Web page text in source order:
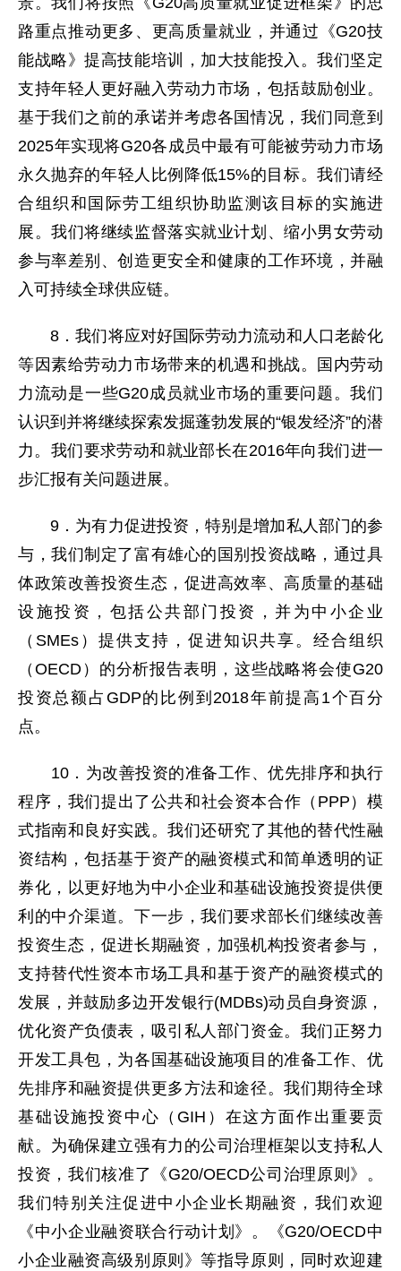
路重点推动更多、更高质量就业，并通过《G20技
能战略》提高技能培训，加大技能投入。我们坚定
支持年轻人更好融入劳动力市场，包括鼓励创业。
基于我们之前的承诺并考虑各国情况，我们同意到
2025年实现将G20各成员中最有可能被劳动力市场
永久抛弃的年轻人比例降低15%的目标。我们请经
合组织和国际劳工组织协助监测该目标的实施进
展。我们将继续监督落实就业计划、缩小男女劳动
参与率差别、创造更安全和健康的工作环境，并融
入可持续全球供应链。
8．我们将应对好国际劳动力流动和人口老龄化
等因素给劳动力市场带来的机遇和挑战。国内劳动
力流动是一些G20成员就业市场的重要问题。我们
认识到并将继续探索发掘蓬勃发展的“银发经济”的潜
力。我们要求劳动和就业部长在2016年向我们进一
步汇报有关问题进展。
9．为有力促进投资，特别是增加私人部门的参
与，我们制定了富有雄心的国别投资战略，通过具
体政策改善投资生态，促进高效率、高质量的基础
设施投资，包括公共部门投资，并为中小企业
（SMEs）提供支持，促进知识共享。经合组织
（OECD）的分析报告表明，这些战略将会使G20
投资总额占GDP的比例到2018年前提高1个百分
点。
10．为改善投资的准备工作、优先排序和执行
程序，我们提出了公共和社会资本合作（PPP）模
式指南和良好实践。我们还研究了其他的替代性融
资结构，包括基于资产的融资模式和简单透明的证
券化，以更好地为中小企业和基础设施投资提供便
利的中介渠道。下一步，我们要求部长们继续改善
投资生态，促进长期融资，加强机构投资者参与，
支持替代性资本市场工具和基于资产的融资模式的
发展，并鼓励多边开发银行(MDBs)动员自身资源，
优化资产负债表，吸引私人部门资金。我们正努力
开发工具包，为各国基础设施项目的准备工作、优
先排序和融资提供更多方法和途径。我们期待全球
基础设施投资中心（GIH）在这方面作出重要贡
献。为确保建立强有力的公司治理框架以支持私人
投资，我们核准了《G20/OECD公司治理原则》。
我们特别关注促进中小企业长期融资，我们欢迎
《中小企业融资联合行动计划》。《G20/OECD中
小企业融资高级别原则》等指导原则，同时欢迎建